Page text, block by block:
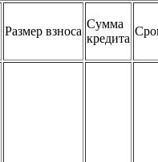
Размер взноса
Сумма
кредита